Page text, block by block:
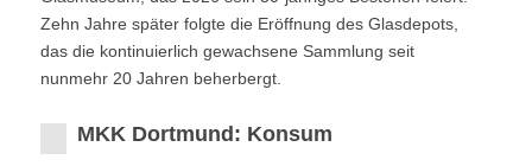
Zehn Jahre später folgte die Eröffnung des Glasdepots,
das die kontinuierlich gewachsene Sammlung seit
nunmehr 20 Jahren beherbergt.
MKK Dortmund: Konsum